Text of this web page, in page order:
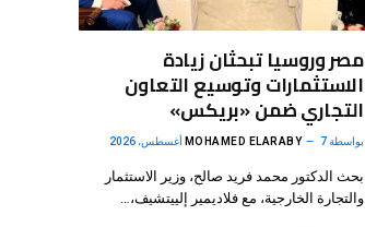
مصر وروسيا تبحثان زيادة
الاستثمارات وتوسيع التعاون
التجاري ضمن «بريكس»
بواسطة MOHAMED ELARABY 7 أغسطس، 2026
بحث الدكتور محمد فريد صالح، وزير الاستثمار
والتجارة الخارجية، مع فلاديمير إلييتشيف،…